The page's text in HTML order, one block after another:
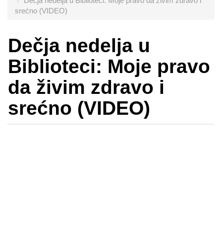
srećno (VIDEO)
Dečja nedelja u
Biblioteci: Moje pravo
da živim zdravo i
srećno (VIDEO)